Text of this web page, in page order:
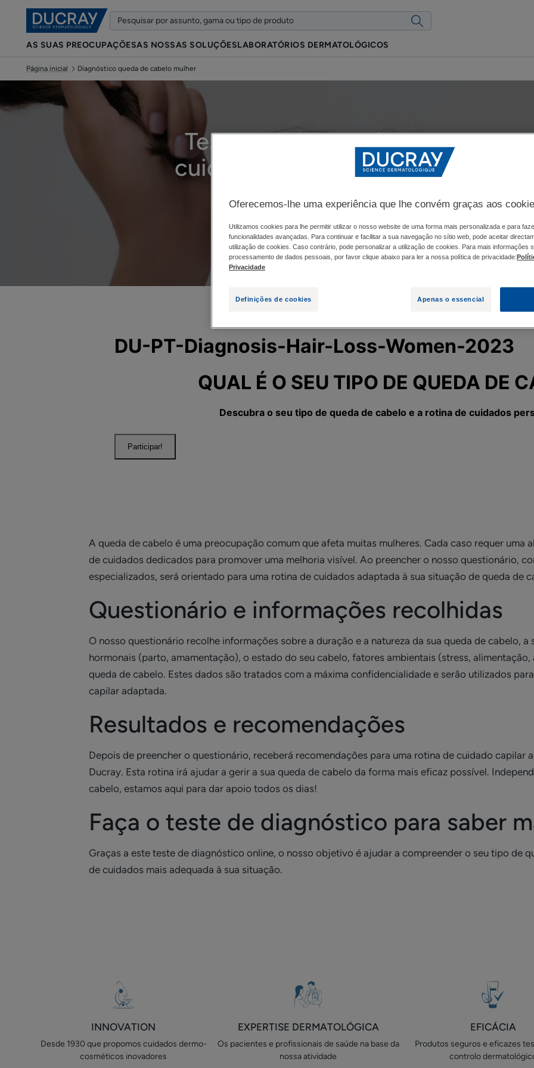
AS SUAS PREOCUPAÇÕESAS NOSSAS SOLUÇÕESLABORATÓRIOS DERMATOLÓGICOS
Página inicial Diagnóstico queda de cabelo mulher
Teste de diagnóstico para uma
cuidados adaptada à queda de
mulheres
Atualizado em21/04/26 , aprovado poros nossos especialistas médicos da
A queda de cabelo é uma preocupação comum que afeta muitas mulheres. Cada caso requer uma
de cuidados dedicados para promover uma melhoria visível. Ao preencher o nosso questionário,
especializados, será orientado para uma rotina de cuidados adaptada à sua situação de queda de
Questionário e informações recolhidas
O nosso questionário recolhe informações sobre a duração e a natureza da sua queda de cabelo, a
hormonais (parto, amamentação), o estado do seu cabelo, fatores ambientais (stress,
queda de cabelo. Estes dados são tratados com a máxima confidencialidade e serão utilizados
capilar adaptada.
Resultados e recomendações
Depois de preencher o questionário, receberá recomendações para uma rotina de cuidado capilar
Ducray. Esta rotina irá ajudar a gerir a sua queda de cabelo da forma mais eficaz possível.
cabelo, estamos aqui para dar apoio todos os dias!
Faça o teste de diagnóstico para saber
Graças a este teste de diagnóstico online, o nosso objetivo é ajudar a compreender o seu tipo de
de cuidados mais adequada à sua situação.
INNOVATION
Desde 1930 que propomos cuidados​ dermo-
cosméticos inovadores
EXPERTISE DERMATOLÓGICA
Os pacientes e profissionais de saúde na base da
nossa atividade
EFICÁCIA
Produtos seguros e eficazes
controlo
Oferecemos-lhe uma experiência que lhe convém graças aos
Utilizamos cookies para lhe permitir utilizar o nosso website de uma forma mais personalizada e para
funcionalidades avançadas. Para continuar e facilitar a sua navegação no sítio web, pode aceitar
utilização de cookies. Caso contrário, pode personalizar a utilização de cookies. Para mais informações
processamento de dados pessoais, por favor clique abaixo para ler a nossa política de privacidade:
Privacidade
Definições de cookies Apenas o essencial